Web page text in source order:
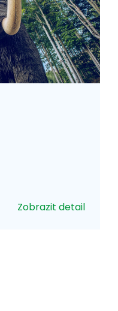
Zobrazit detail